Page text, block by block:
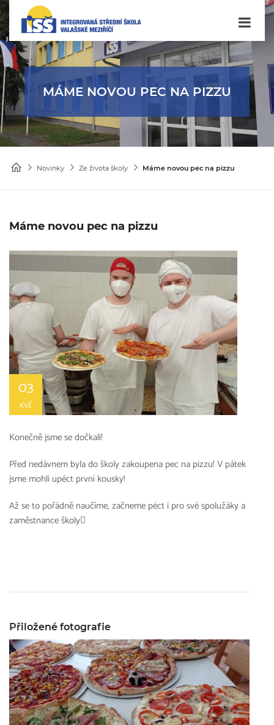
MÁME NOVOU PEC NA PIZZU
Novinky Ze života školy Máme novou pec na pizzu
Máme novou pec na pizzu
03
KVĚ
Konečně jsme se dočkali!
Před nedávnem byla do školy zakoupena pec na pizzu! V pátek
jsme mohli upéct první kousky!
Až se to pořádně naučíme, začneme péct i pro své spolužáky a
zaměstnance školy
Přiložené fotografie